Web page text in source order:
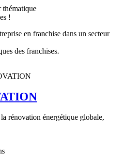
thématique
!
en franchise dans un secteur
des franchises.
rénovation énergétique globale,